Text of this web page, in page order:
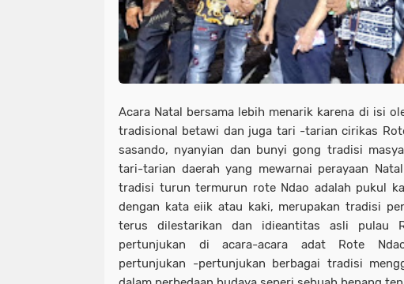
Acara Natal bersama lebih menarik karena di isi
tradisional betawi dan juga tari -tarian cirikas
sasando, nyanyian dan bunyi gong tradisi
tari-tarian daerah yang mewarnai perayaan
tradisi turun termurun rote Ndao adalah pukul
dengan kata eiik atau kaki, merupakan tradisi
terus dilestarikan dan idieantitas asli pulau
pertunjukan di acara-acara adat Rote
pertunjukan -pertunjukan berbagai tradisi